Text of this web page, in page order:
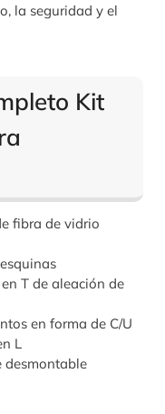
la seguridad y el
Kit
fibra de vidrio
T de aleación de
en forma de C/U
L
desmontable